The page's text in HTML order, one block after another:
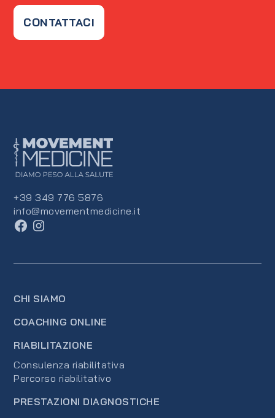
CONTATTACI
+39 349 776 5876
info@movementmedicine.it
CHI SIAMO
COACHING ONLINE
RIABILITAZIONE
Consulenza riabilitativa
Percorso riabilitativo
PRESTAZIONI DIAGNOSTICHE